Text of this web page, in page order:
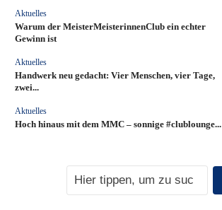
Aktuelles
Warum der MeisterMeisterinnenClub ein echter
Gewinn ist
Aktuelles
Handwerk neu gedacht: Vier Menschen, vier Tage,
zwei...
Aktuelles
Hoch hinaus mit dem MMC – sonnige #clublounge...